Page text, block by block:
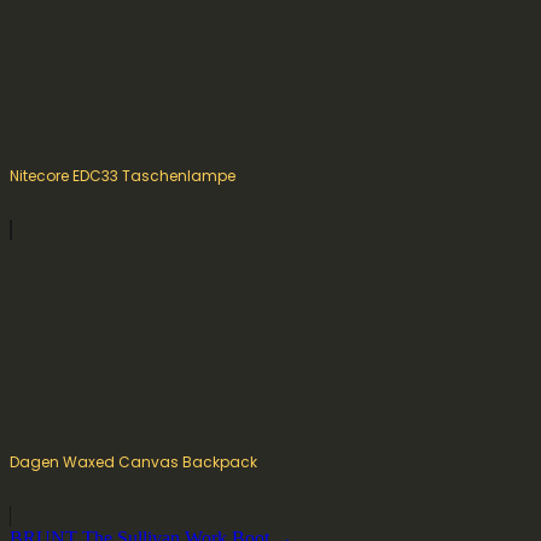
Nitecore EDC33 Taschenlampe
Dagen Waxed Canvas Backpack